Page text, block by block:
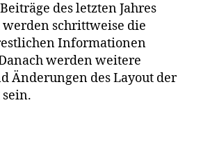
des letzten Jahres
schrittweise die
Informationen
werden weitere
Änderungen des Layout der